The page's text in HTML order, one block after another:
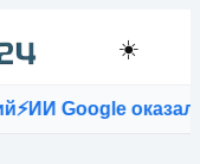
☀️
оказался